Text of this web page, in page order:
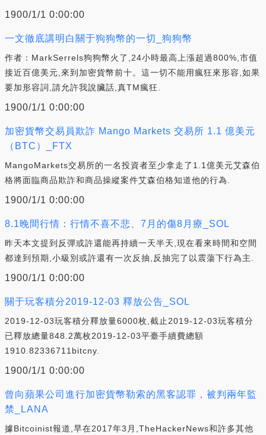
1900/1/1 0:00:00
一文徹底講明白關于狗狗幣的一切_狗狗幣
作者：MarkSerrels狗狗幣火了,24小時最高上漲超過800%,市值
接近百億美元,來到加密貨幣前十。這一切不能用瘋狂來形容,如果
要加形容詞,請允許我說臟話,真TM瘋狂.
1900/1/1 0:00:00
加密貨幣交易員欺詐 Mango Markets 交易所 1.1 億美元
（BTC）_FTX
MangoMarkets交易所的一名投資者至少拿走了1.1億美元艾森伯
格將面臨商品欺詐和商品操縱案件艾森伯格知道他的行為.
1900/1/1 0:00:00
8.1晚間行情：行情不喜不悲、7月的傷8月療_SOL
昨天本文提到反彈或許還能再持續一天半天,現在看來時間和空間
都達到預期,小級別或許還有一次反抽,反抽完了以震蕩下行為主.
1900/1/1 0:00:00
關于玩客積分2019-12-03 釋放公告_SOL
2019-12-03玩客積分釋放量6000枚,截止2019-12-03玩客積分
已釋放總量848.2萬枚2019-12-03平臺手續費總額
1910.82336711bitcny.
1900/1/1 0:00:00
曾向蘋果公司進行加密貨幣勒索的黑客認罪，被判兩年監
禁_LANA
據Bitcoinist報道,早在2017年3月,TheHackerNews和許多其他